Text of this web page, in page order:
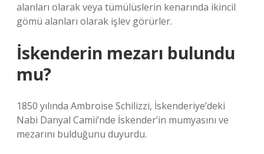
alanları olarak veya tümülüslerin kenarında ikincil
gömü alanları olarak işlev görürler.
İskenderin mezarı bulundu
mu?
1850 yılında Ambroise Schilizzi, İskenderiye’deki
Nabi Danyal Camii’nde İskender’in mumyasını ve
mezarını bulduğunu duyurdu.